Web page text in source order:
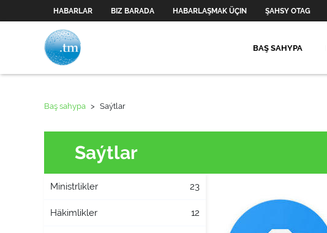
HABARLAR BIZ BARADA HABARLAŞMAK ÜÇIN ŞAHSY OTAG
BAŞ SAHYPA
Baş sahypa > Saýtlar
Saýtlar
Ministrlikler 23
Häkimlikler 12